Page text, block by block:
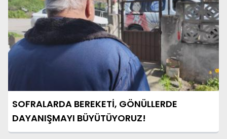
SOFRALARDA BEREKETİ, GÖNÜLLERDE
DAYANIŞMAYI BÜYÜTÜYORUZ!